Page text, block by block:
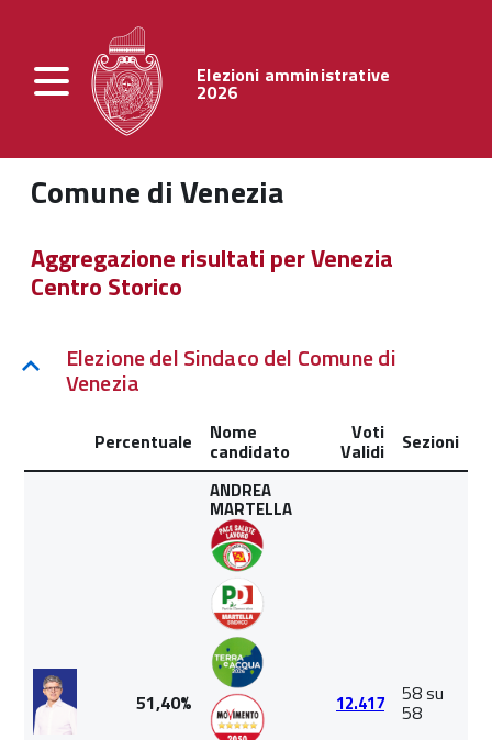
Elezioni amministrative
2026
Comune di Venezia
Aggregazione risultati per Venezia
Centro Storico
Elezione del Sindaco del Comune di
Venezia
Percentuale Nome
candidato
Voti
Validi Sezioni
51,40%
ANDREA
MARTELLA
12.417 58 su
58